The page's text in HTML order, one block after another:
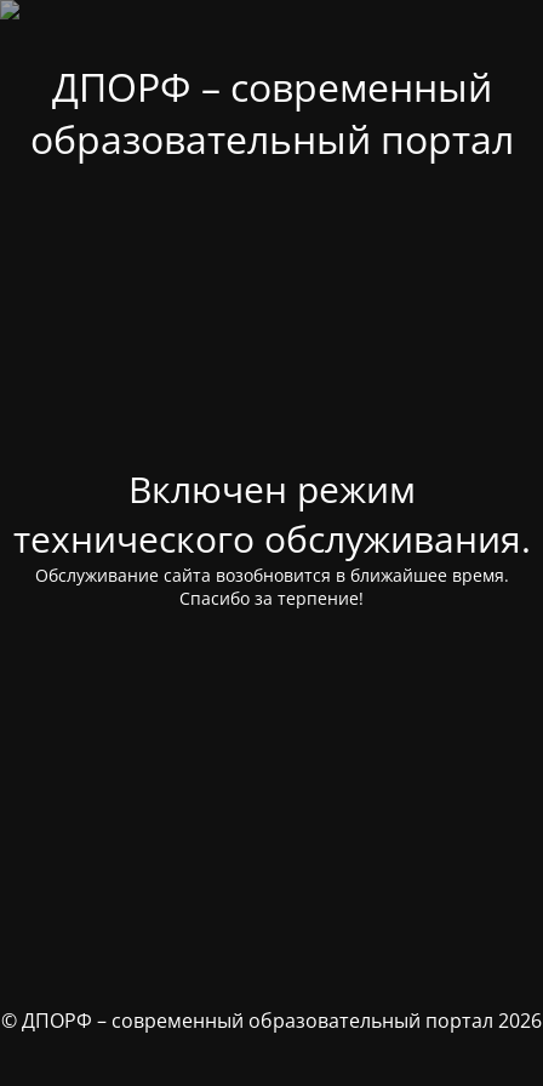
ДПОРФ – современный
образовательный портал
Включен режим
технического обслуживания.
Обслуживание сайта возобновится в ближайшее время.
Спасибо за терпение!
© ДПОРФ – современный образовательный портал 2026